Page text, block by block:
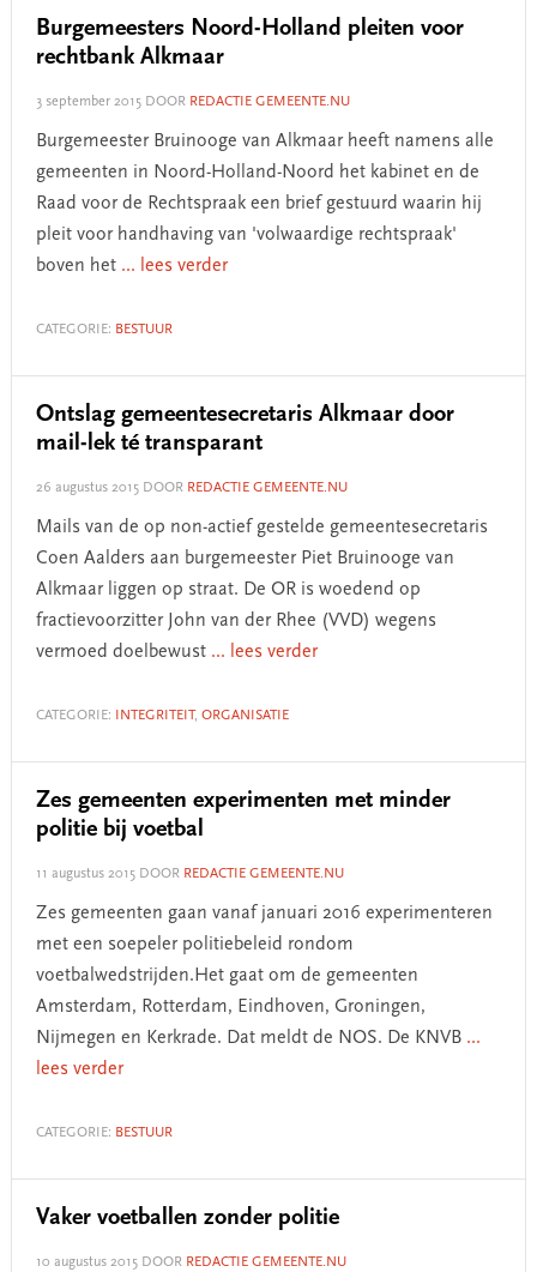
Burgemeesters Noord-Holland pleiten voor
rechtbank Alkmaar
3 september 2015DOOR REDACTIE GEMEENTE.NU
Burgemeester Bruinooge van Alkmaar heeft namens alle
gemeenten in Noord-Holland-Noord het kabinet en de
Raad voor de Rechtspraak een brief gestuurd waarin hij
pleit voor handhaving van 'volwaardige rechtspraak'
boven het ... lees verder
CATEGORIE: BESTUUR
Ontslag gemeentesecretaris Alkmaar door
mail-lek té transparant
26 augustus 2015DOOR REDACTIE GEMEENTE.NU
Mails van de op non-actief gestelde gemeentesecretaris
Coen Aalders aan burgemeester Piet Bruinooge van
Alkmaar liggen op straat. De OR is woedend op
fractievoorzitter John van der Rhee (VVD) wegens
vermoed doelbewust ... lees verder
CATEGORIE: INTEGRITEIT, ORGANISATIE
Zes gemeenten experimenten met minder
politie bij voetbal
11 augustus 2015DOOR REDACTIE GEMEENTE.NU
Zes gemeenten gaan vanaf januari 2016 experimenteren
met een soepeler politiebeleid rondom
voetbalwedstrijden.Het gaat om de gemeenten
Amsterdam, Rotterdam, Eindhoven, Groningen,
Nijmegen en Kerkrade. Dat meldt de NOS. De KNVB ...
lees verder
CATEGORIE: BESTUUR
Vaker voetballen zonder politie
10 augustus 2015DOOR REDACTIE GEMEENTE.NU